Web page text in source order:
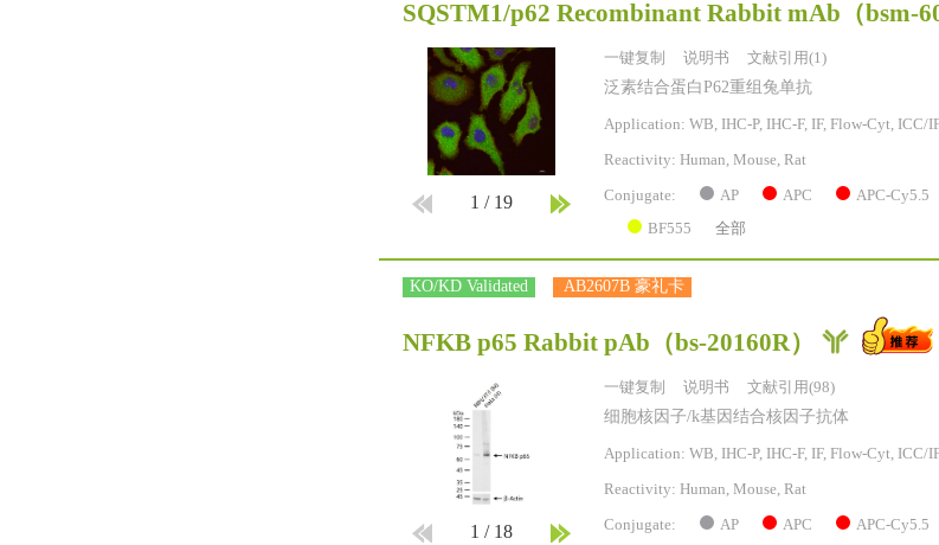
SQSTM1/p62 Recombinant Rabbit mAb （bsm-
1 / 19
一键复制 说明书 文献引用(1)
泛素结合蛋白P62重组兔单抗
Application: WB, IHC-P, IHC-F, IF, Flow-Cyt, ICC/
Reactivity: Human, Mouse, Rat
Conjugate: AP APC APC-Cy5.5
BF555 全部
KO/KD Validated AB2607B 豪礼卡
NFKB p65 Rabbit pAb （bs-20160R）
1 / 18
一键复制 说明书 文献引用(98)
细胞核因子/k基因结合核因子抗体
Application: WB, IHC-P, IHC-F, IF, Flow-Cyt, ICC/
Reactivity: Human, Mouse, Rat
Conjugate: AP APC APC-Cy5.5